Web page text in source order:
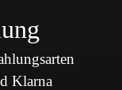
Klarna